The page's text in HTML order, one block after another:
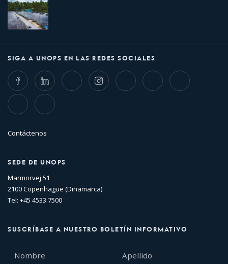
SIGA A UNOPS EN LAS REDES SOCIALES
FacebookLinkedIn Twitter InstagramWhatsappBluesky Threads
TikTok Flickr
Contáctenos
SEDE DE UNOPS
Marmorvej 51
2100 Copenhague (Dinamarca)
Tel: +45 4533 7500
SUSCRÍBASE A NUESTRO BOLETÍN INFORMATIVO